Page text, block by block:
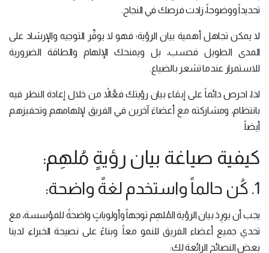
تحديداً ووضوحاً، زادت فرصك في النجاح.
لا يمكن تجاهل أهمية بيان الرؤية؛ فهو لا يوفِّر التوجيه والإرشاد على
المدى الطويل فحسب، بل ويمنحك الإلهام والطاقة الضرورية
للاستمرار عندما تشعر بالضياع.
لذا، احرص دائماً على إبقاء بيان رؤيتك فعَّالاً من خلال إعادة النظر فيه
بانتظام، ومشاركته مع أعضاءَ آخرين في الفريق لإلهامهم وتحفيزهم
أيضاً.
كيفية صياغة بيان رؤيةٍ مُلهِم:
1. كُن حالماً واستخدم لغةً واضحة:
يجب أن يورِدَ بيان الرؤية المُلهِم توجهاً وأولوياتٍ واضحةً للمؤسسة، مع
تحدي جميع أعضاء الفريق للنمو معاً. وبناءً على نصيحة الخبراء، لدينا
بعض النصائح الرائعة لك: